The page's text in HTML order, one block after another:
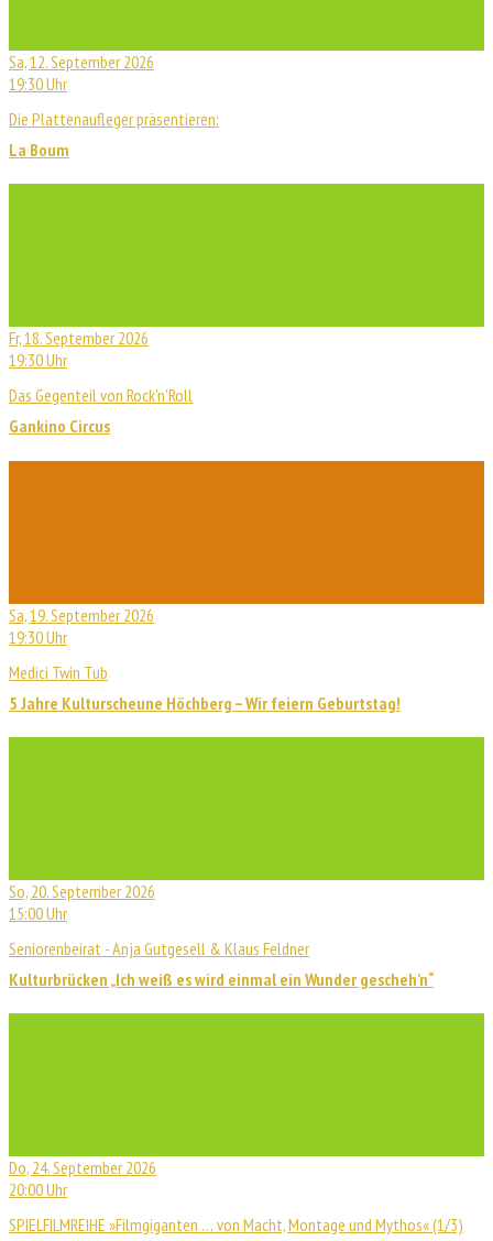
Sa, 12. September 2026
19:30 Uhr
Die Plattenaufleger präsentieren:
La Boum
Fr, 18. September 2026
19:30 Uhr
Das Gegenteil von Rock'n'Roll
Gankino Circus
Sa, 19. September 2026
19:30 Uhr
Medici Twin Tub
5 Jahre Kulturscheune Höchberg – Wir feiern Geburtstag!
So, 20. September 2026
15:00 Uhr
Seniorenbeirat - Anja Gutgesell & Klaus Feldner
Kulturbrücken „Ich weiß es wird einmal ein Wunder gescheh’n“
Do, 24. September 2026
20:00 Uhr
SPIELFILMREIHE »Filmgiganten … von Macht, Montage und Mythos« (1/3)